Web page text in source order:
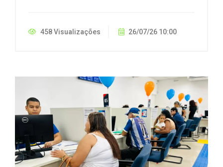
458 Visualizações 26/07/26 10:00